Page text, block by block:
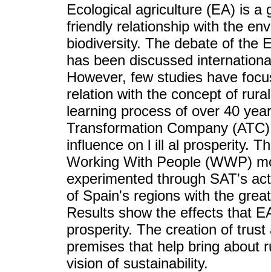
Ecological agriculture (EA) is a
friendly relationship with the
biodiversity. The debate of the
has been discussed
However, few studies have
relation with the concept of
learning process of over 40
Transformation Company
influence on l ill al prosperity.
Working With People (WWP)
experimented through SAT's
of Spain's regions with the
Results show the effects that
prosperity. The creation of
premises that help bring about
vision of sustainability.